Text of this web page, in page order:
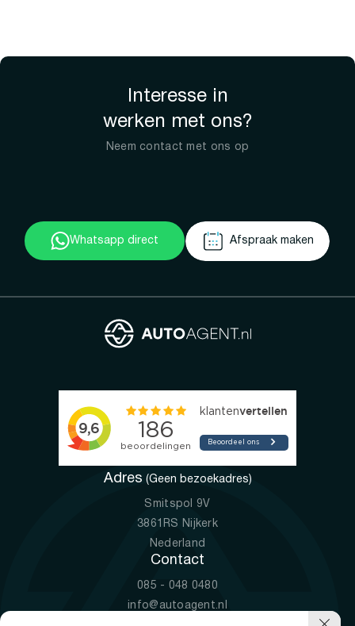
Interesse in
werken met ons?
Neem contact met ons op
Whatsapp direct Afspraak maken
Adres (Geen bezoekadres)
Smitspol 9V
3861RS Nijkerk
Nederland
Contact
085 - 048 0480
info@autoagent.nl